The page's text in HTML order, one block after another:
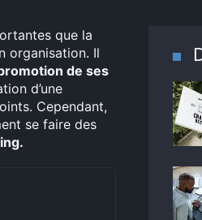
que la
organisation. Il
de ses
d’une
Cependant,
se faire des